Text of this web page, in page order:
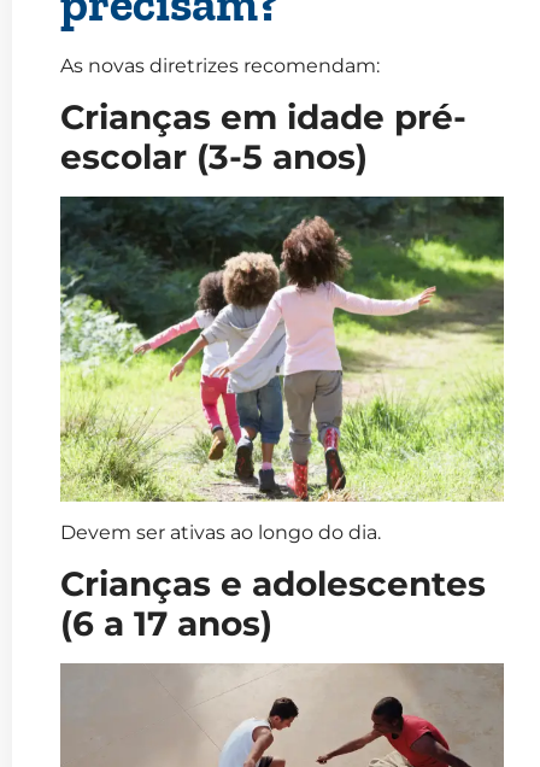
As novas diretrizes recomendam:
Crianças em idade pré-
escolar (3-5 anos)
Devem ser ativas ao longo do dia.
Crianças e adolescentes
(6 a 17 anos)